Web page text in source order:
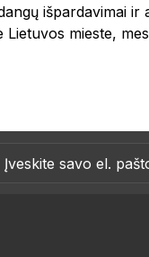
išpardavimai
Lietuvos mieste,